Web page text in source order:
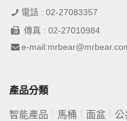
電話 : 02-27083357
傳真 : 02-27010984
e-
產品分類
智能產品 馬桶 面盆 公